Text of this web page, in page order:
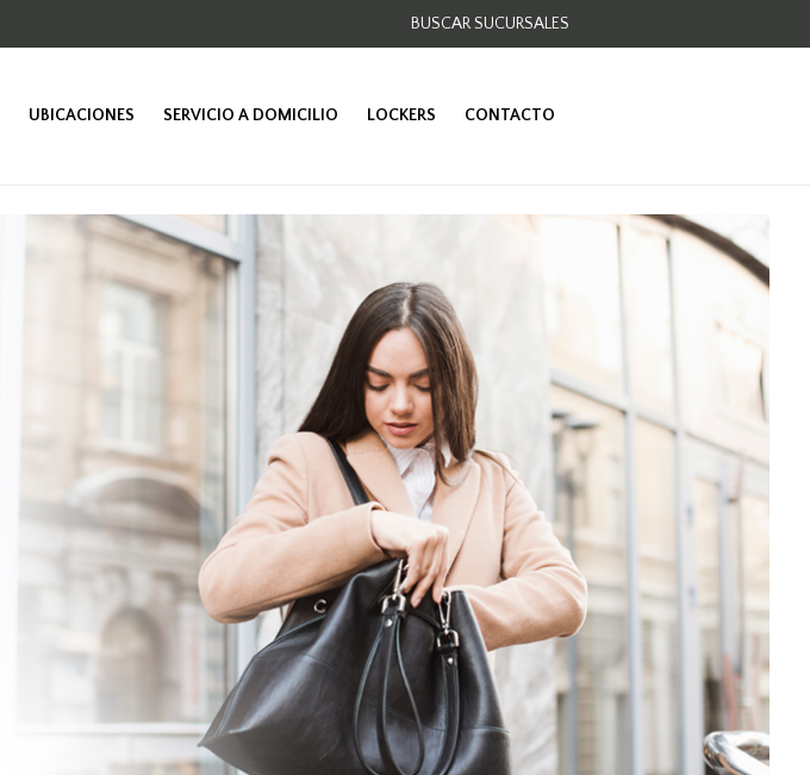
BUSCAR SUCURSALES
UBICACIONES SERVICIO A DOMICILIO LOCKERS CONTACTO